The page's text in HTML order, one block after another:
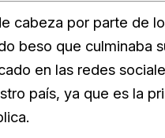
cabeza por parte de
beso que culminaba
en las redes
país, ya que es la